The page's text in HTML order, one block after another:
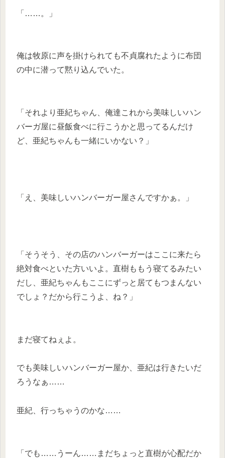
「……。」
俺は牧原に声を掛けられても不貞腐れたように布団
の中に潜って黙り込んでいた。
「それより亜紀ちゃん、俺達これから美味しいハン
バーガ屋に昼飯食べに行こうかと思ってるんだけ
ど、亜紀ちゃんも一緒にいかない？」
「え、美味しいハンバーガー屋さんですかぁ。」
「そうそう、その店のハンバーガーはここに来たら
絶対食べといた方いいよ。直樹ももう寝てるみたい
だし、亜紀ちゃんもここにずっと居てもつまんない
でしょ？だから行こうよ、ね？」
まだ寝てねぇよ。
でも美味しいハンバーガー屋か、亜紀は行きたいだ
ろうなぁ……
亜紀、行っちゃうのかな……
「でも……うーん……まだちょっと直樹が心配だか